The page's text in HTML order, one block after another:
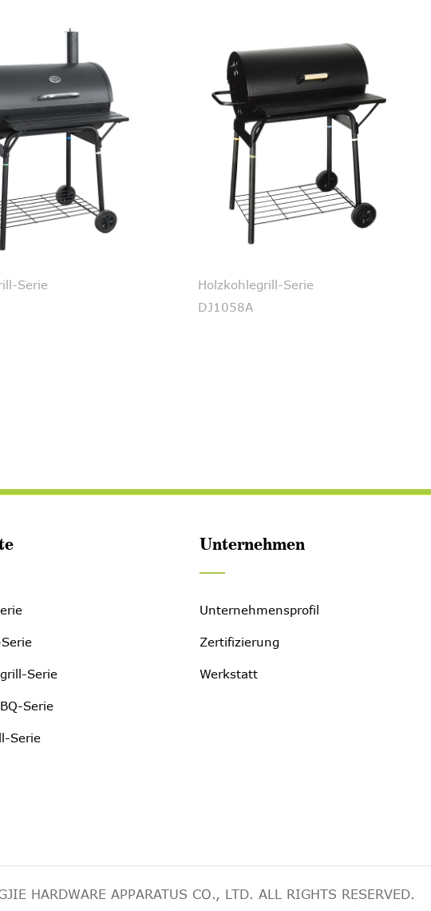
Serie
Holzkohlegrill-Serie
DJ1058A
Serie
Serie
Serie
Unternehmen
Unternehmensprofil
Zertifizierung
Werkstatt
HARDWARE APPARATUS CO., LTD. ALL RIGHTS RESERVED.